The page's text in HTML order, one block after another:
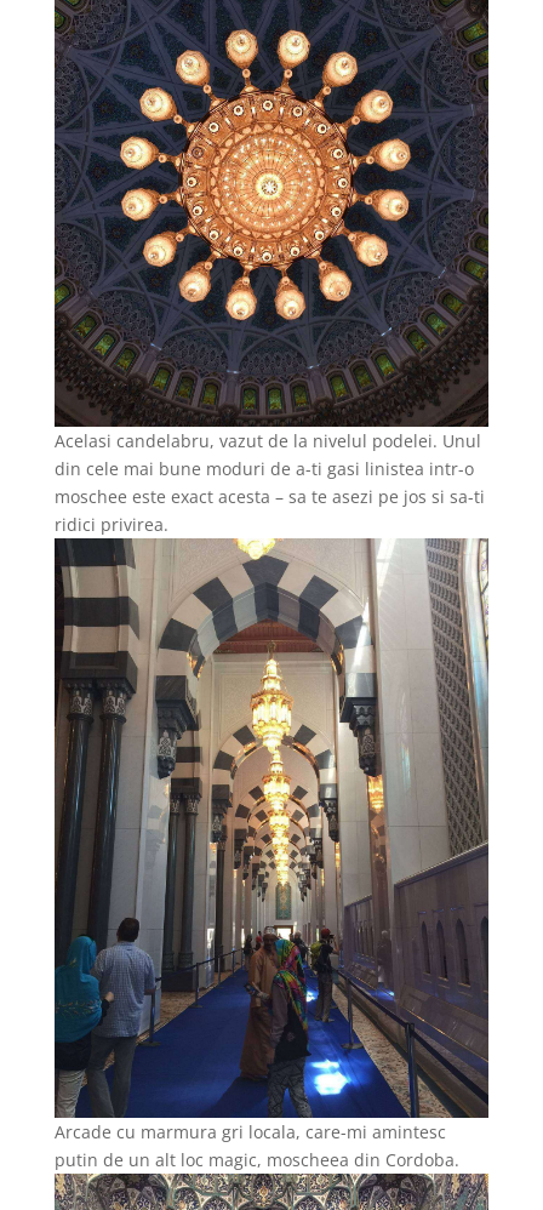
Acelasi candelabru, vazut de la nivelul podelei. Unul
din cele mai bune moduri de a-ti gasi linistea intr-o
moschee este exact acesta – sa te asezi pe jos si sa-ti
ridici privirea.
Arcade cu marmura gri locala, care-mi amintesc
putin de un alt loc magic, moscheea din Cordoba.